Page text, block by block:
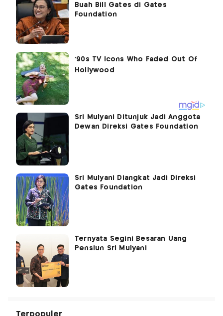
Buah Bill Gates di Gates
Foundation
Sri Mulyani Ditunjuk Jadi Anggota
Dewan Direksi Gates Foundation
Sri Mulyani Diangkat Jadi Direksi
Gates Foundation
Ternyata Segini Besaran Uang
Pensiun Sri Mulyani
Terpopuler